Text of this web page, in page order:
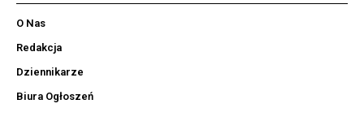
O Nas
Redakcja
Dziennikarze
Biura Ogłoszeń